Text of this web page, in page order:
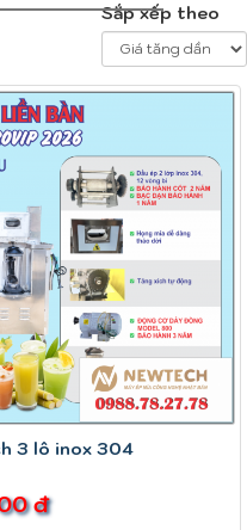
Sắp xếp theo
3 lô inox 304
đ